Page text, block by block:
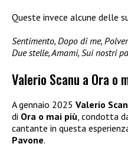
Queste invece alcune delle
Sentimento, Dopo di me,
Due stelle, Amami, Sui nostri
Valerio Scanu a Ora o
A gennaio 2025 Valerio
di Ora o mai più, condotta
cantante in questa
Pavone.